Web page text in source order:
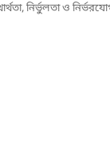
নির্ভুলতা ও